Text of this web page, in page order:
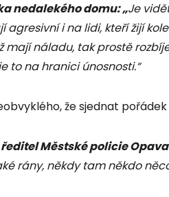
nedalekého domu: „Je
agresivní i na lidi, kteří žijí
mají náladu, tak prostě
to na hranici únosnosti.“
že sjednat
Městské policie
rány, někdy tam někdo